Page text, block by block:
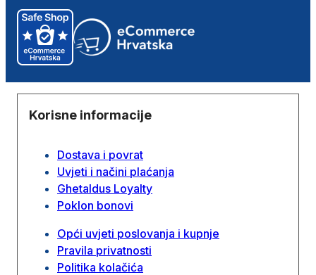
Korisne informacije
Dostava i povrat
Uvjeti i načini plaćanja
Ghetaldus Loyalty
Poklon bonovi
Opći uvjeti poslovanja i kupnje
Pravila privatnosti
Politika kolačića